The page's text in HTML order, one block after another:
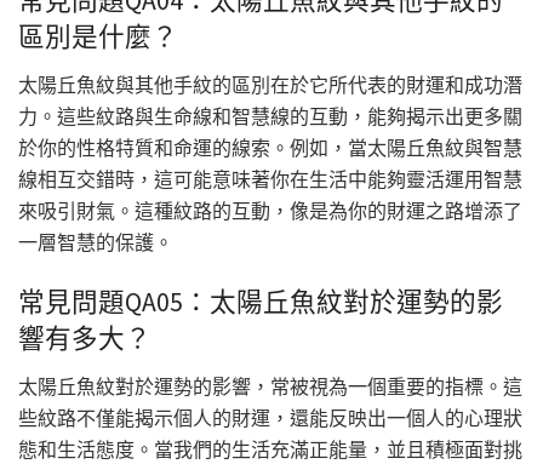
區別是什麼？
太陽丘魚紋與其他手紋的區別在於它所代表的財運和成功潛
力。這些紋路與生命線和智慧線的互動，能夠揭示出更多關
於你的性格特質和命運的線索。例如，當太陽丘魚紋與智慧
線相互交錯時，這可能意味著你在生活中能夠靈活運用智慧
來吸引財氣。這種紋路的互動，像是為你的財運之路增添了
一層智慧的保護。
常見問題QA05：太陽丘魚紋對於運勢的影
響有多大？
太陽丘魚紋對於運勢的影響，常被視為一個重要的指標。這
些紋路不僅能揭示個人的財運，還能反映出一個人的心理狀
態和生活態度。當我們的生活充滿正能量，並且積極面對挑